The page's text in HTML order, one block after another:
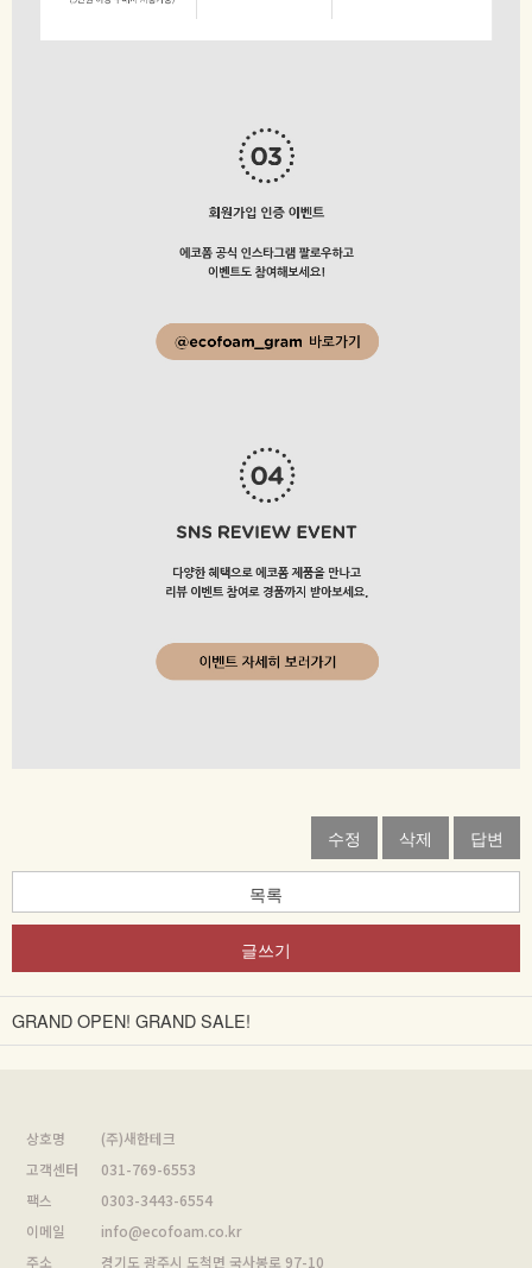
수정 삭제 답변
목록
글쓰기
GRAND OPEN! GRAND SALE!
상호명
(주)새한테크
고객센터
031-769-6553
팩스
0303-3443-6554
이메일
info@ecofoam.co.kr
주소
경기도 광주시 도척면 국사봉로 97-10